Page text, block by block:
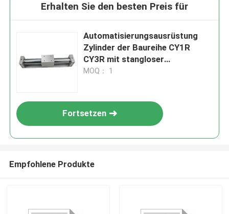
Erhalten Sie den besten Preis für
Automatisierungsausrüstung
Zylinder der Baureihe CY1R
CY3R mit stangloser
magnetischer Kupplung
MOQ： 1
Fortsetzen
Empfohlene Produkte